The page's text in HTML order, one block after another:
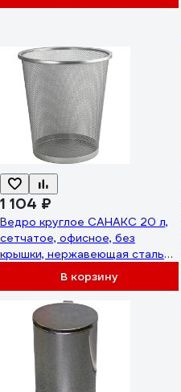
1 104 ₽
Ведро круглое САНАКС 20 л,
сетчатое, офисное, без
крышки, нержавеющая сталь
SUS 410, серое 42020
В корзину